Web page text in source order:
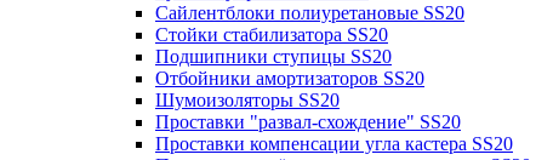
Сайлентблоки полиуретановые SS20
Стойки стабилизатора SS20
Подшипники ступицы SS20
Отбойники амортизаторов SS20
Шумоизоляторы SS20
Проставки "развал-схождение" SS20
Проставки компенсации угла кастера SS20